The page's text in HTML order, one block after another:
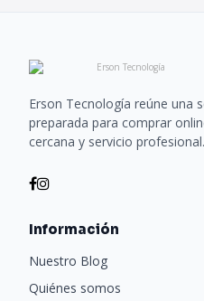
Erson Tecnología reúne una
preparada para comprar
cercana y servicio profesional.
Información
Nuestro Blog
Quiénes somos